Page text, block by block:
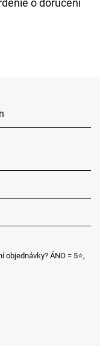
o doručení
ÁNO = 5⭐,